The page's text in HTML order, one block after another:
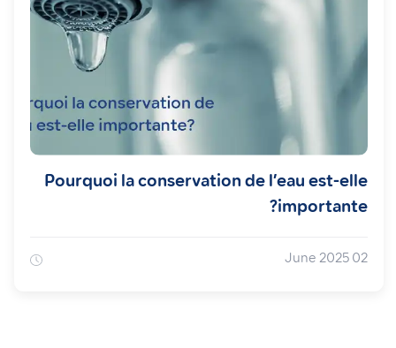
Pourquoi la conservation de l’eau est-elle
importante?
02 June 2025